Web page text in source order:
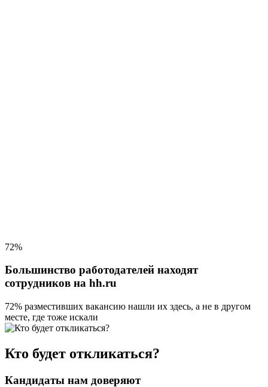
72%
Большинство работодателей находят
сотрудников на hh.ru
72% разместивших вакансию нашли их здесь, а не в другом
месте, где тоже искали
Кто будет откликаться?
Кандидаты нам доверяют